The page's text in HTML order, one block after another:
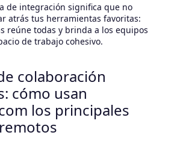
de integración significa que no
atrás tus herramientas favoritas:
reúne todas y brinda a los equipos
de trabajo cohesivo.
colaboración
cómo usan
los principales